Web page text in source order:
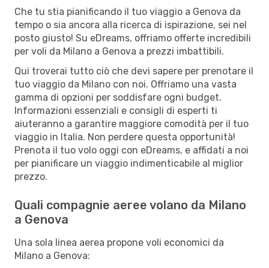
Che tu stia pianificando il tuo viaggio a Genova da
tempo o sia ancora alla ricerca di ispirazione, sei nel
posto giusto! Su eDreams, offriamo offerte incredibili
per voli da Milano a Genova a prezzi imbattibili.
Qui troverai tutto ciò che devi sapere per prenotare il
tuo viaggio da Milano con noi. Offriamo una vasta
gamma di opzioni per soddisfare ogni budget.
Informazioni essenziali e consigli di esperti ti
aiuteranno a garantire maggiore comodità per il tuo
viaggio in Italia. Non perdere questa opportunità!
Prenota il tuo volo oggi con eDreams, e affidati a noi
per pianificare un viaggio indimenticabile al miglior
prezzo.
Quali compagnie aeree volano da Milano
a Genova
Una sola linea aerea propone voli economici da
Milano a Genova: